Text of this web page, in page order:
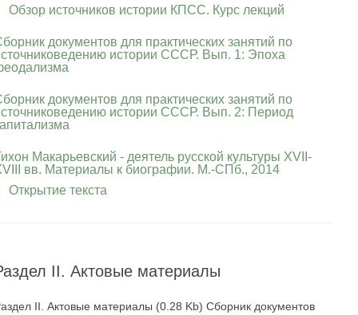
Обзор источников истории КПСС. Курс лекций
документов для практических занятий по
истории СССР. Вып. 1: Эпоха
документов для практических занятий по
истории СССР. Вып. 2: Период
Макарьевский - деятель русской культуры XVII-
вв. Материалы к биографии. М.-СПб., 2014
Открытие текста
II. Актовые материалы
II. Актовые материалы (0.28 Kb) Сборник документов